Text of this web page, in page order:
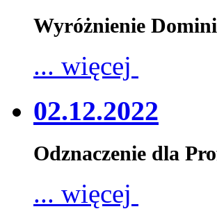
Wyróżnienie
... więcej
02.12.2022
Odznaczenie dla
... więcej